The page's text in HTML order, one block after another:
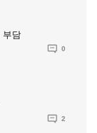
부담
0
2